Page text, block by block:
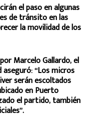
el paso en algunas
de tránsito en las
la movilidad de los
Marcelo Gallardo, el
“Los micros
serán escoltados
en Puerto
el partido, también